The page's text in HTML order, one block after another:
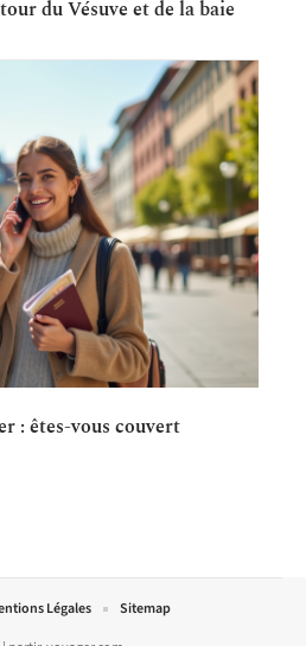
du Vésuve et de la baie
: êtes-vous couvert
Légales Sitemap